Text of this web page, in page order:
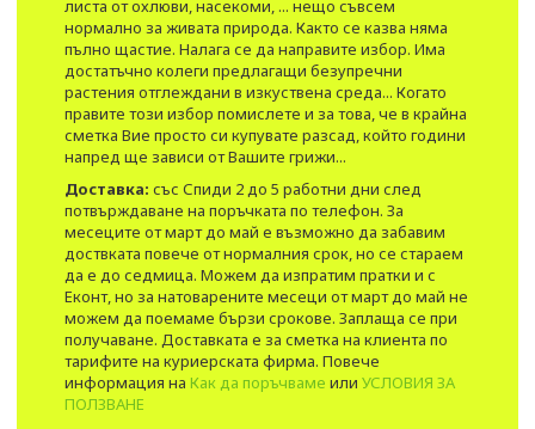
листа от охлюви, насекоми, ... нещо съвсем
нормално за живата природа. Както се казва няма
пълно щастие. Налага се да направите избор. Има
достатъчно колеги предлагащи безупречни
растения отглеждани в изкуствена среда... Когато
правите този избор помислете и за това, че в крайна
сметка Вие просто си купувате разсад, който години
напред ще зависи от Вашите грижи...
Доставка: със Спиди 2 до 5 работни дни след
потвърждаване на поръчката по телефон. За
месеците от март до май е възможно да забавим
доствката повече от нормалния срок, но се стараем
да е до седмица. Можем да изпратим пратки и с
Еконт, но за натоварените месеци от март до май не
можем да поемаме бързи срокове. Заплаща се при
получаване. Доставката е за сметка на клиента по
тарифите на куриерската фирма. Повече
информация на Как да поръчваме или УСЛОВИЯ ЗА
ПОЛЗВАНЕ